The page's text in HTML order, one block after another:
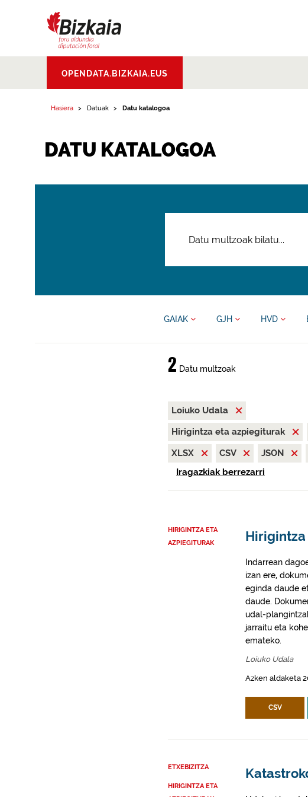
Aldundia.Diputacion
Foral de Bizkaia
OPENDATA.BIZKAIA.EUS
Hasiera Datuak Datu katalogoa
DATU KATALOGOA
GAIAK GJH HVD
2 Datu multzoak
Loiuko Udala
Hirigintza eta azpiegiturak
XLSX
CSV JSON
Iragazkiak berrezarri
HIRIGINTZA ETA
AZPIEGITURAK
Indarrean
izan ere,
eginda daude
daude.
udal-
jarraitu eta
emateko.
Loiuko Udala
Azken aldaketa
CSV
ETXEBIZITZA
HIRIGINTZA ETA